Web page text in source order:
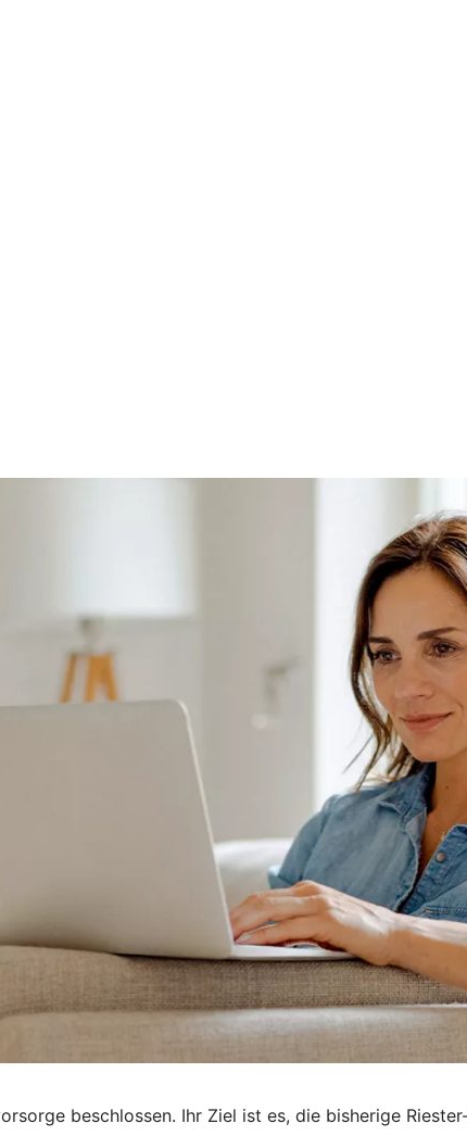
beschlossen. Ihr Ziel ist es, die bisherige